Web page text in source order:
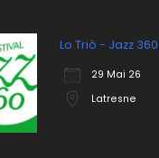
Lo Triò - Jazz 360
29 Mai 26
Latresne